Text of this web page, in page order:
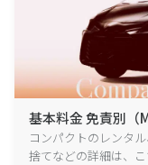
基本料金 免責別（
コンパクトのレンタ
捨てなどの詳細は、